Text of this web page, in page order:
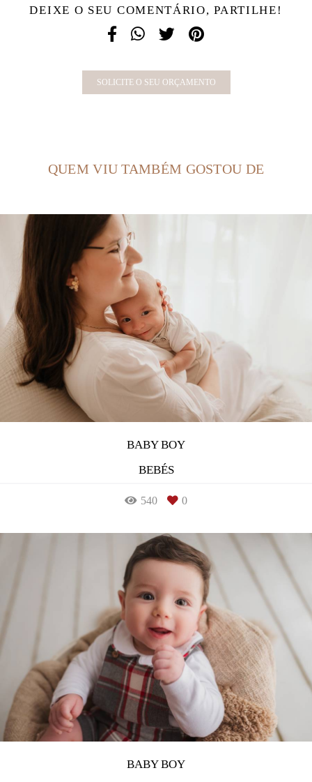
DEIXE O SEU COMENTÁRIO, PARTILHE!
SOLICITE O SEU ORÇAMENTO
QUEM VIU TAMBÉM GOSTOU DE
BABY BOY
BEBÉS
540 0
BABY BOY